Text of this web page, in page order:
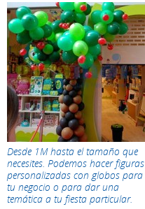
Desde 1M hasta el tamaño que
necesites. Podemos hacer figuras
personalizadas con globos para
tu negocio o para dar una
temática a tu fiesta particular.